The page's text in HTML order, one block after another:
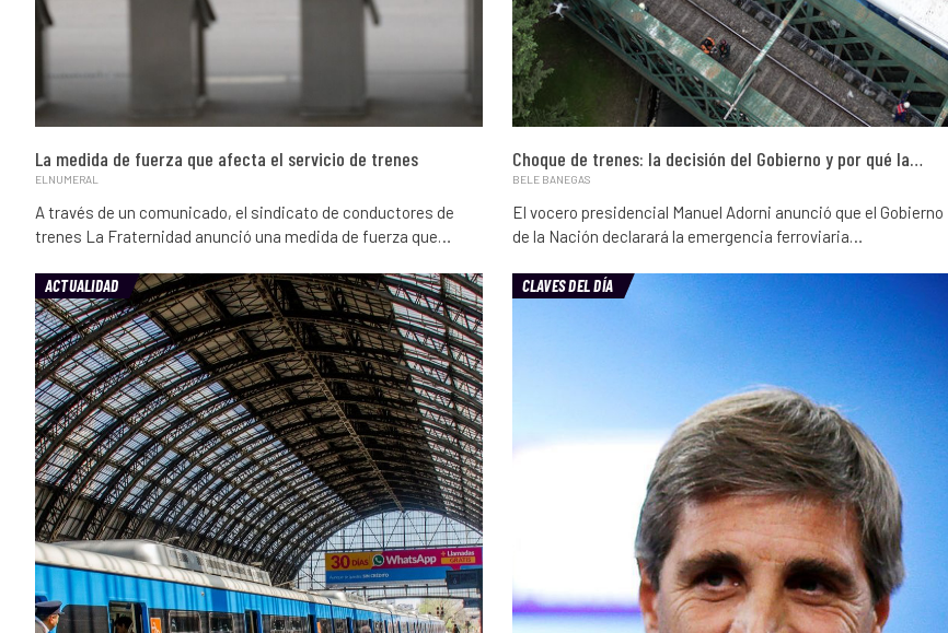
La medida de fuerza que afecta el servicio de trenes
ELNUMERAL
A través de un comunicado, el sindicato de conductores de
trenes La Fraternidad anunció una medida de fuerza que…
Choque de trenes: la decisión del Gobierno y por qué la…
BELE BANEGAS
El vocero presidencial Manuel Adorni anunció que el Gobierno
de la Nación declarará la emergencia ferroviaria…
ACTUALIDAD CLAVES DEL DÍA